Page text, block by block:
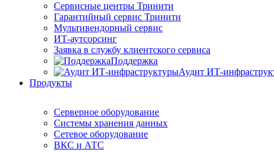
Сервисные центры Тринити
Гарантийный сервис Тринити
Мультивендорный сервис
ИТ-аутсорсинг
Заявка в службу клиентского сервиса
Поддержка
Аудит ИТ-
Продукты
Серверное оборудование
Системы хранения данных
Сетевое оборудование
ВКС и АТС